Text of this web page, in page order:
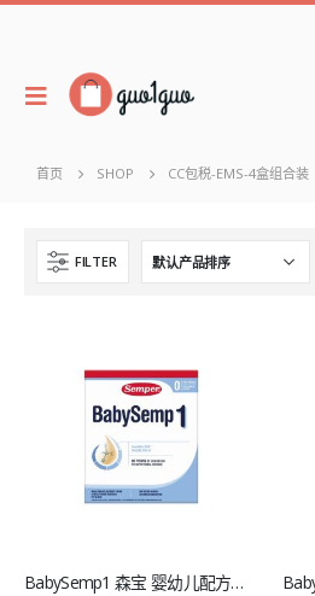
首页 SHOP CC包税-EMS-4盒组合装
FILTER
BabySemp1 森宝 婴幼儿配方奶粉（0月-6月龄）新一段